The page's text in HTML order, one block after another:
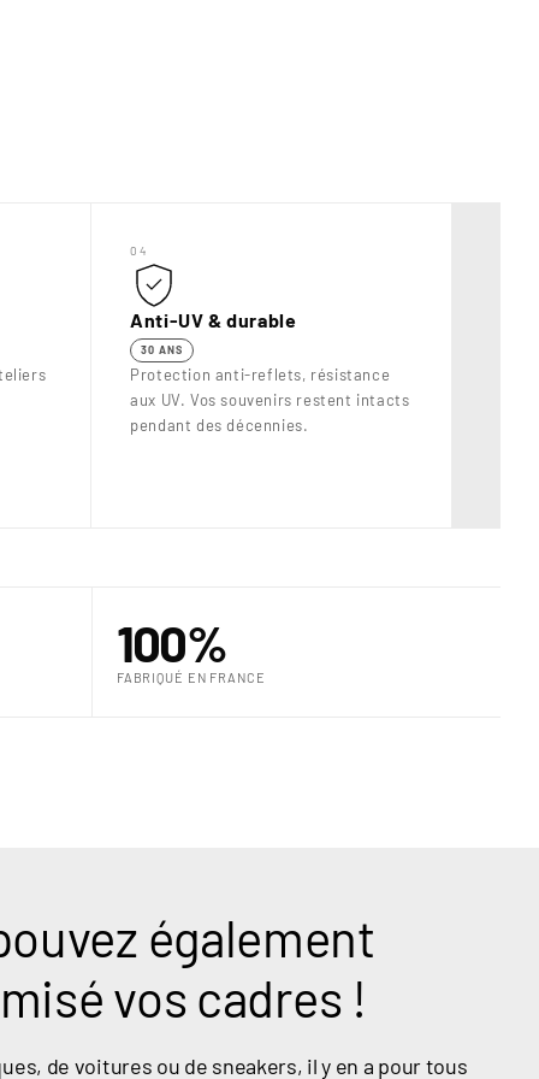
04
Anti-UV & durable
30 ANS
Protection anti-reflets, résistance
aux UV. Vos souvenirs restent intacts
pendant des décennies.
100%
FABRIQUÉ EN FRANCE
également
vos cadres !
de voitures ou de sneakers, il y en a pour tous